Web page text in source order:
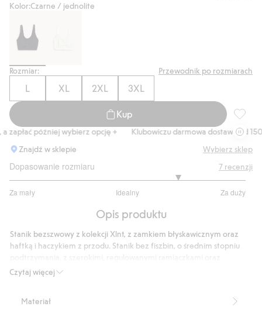
Kolor:Czarne / jednolite
Rozmiar: Przewodnik po rozmiarach
L XL 2XL 3XL
Kup
później wybierz opcję +
Klubowiczu darmowa dostawa od 150 zł
Znajdź w sklepie
Wybierz sklep
Dopasowanie rozmiaru
Za mały Idealny Za duży
na
7
głosów
7 recenzji
Opis produktu
Czytaj więcej
Stanik bezszwowy z kolekcji Xlnt, z zamkiem błyskawicznym oraz
haftką i haczykiem z przodu. Stanik bez fiszbin, o średnim stopniu
wysokim stopniem zakrycia po bokach i na plecach. Miękki i
Stopień pokrycia: wysoki
Materiał